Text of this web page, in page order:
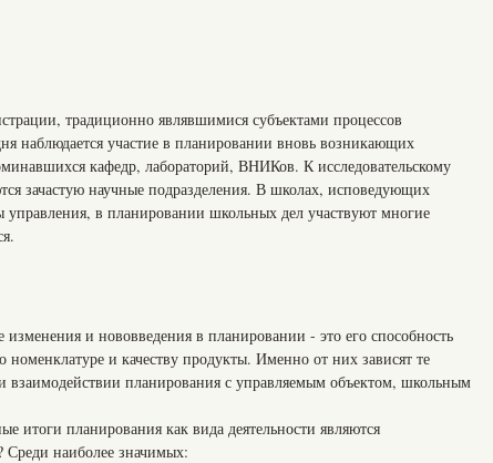
традиционно являвшимися субъектами процессов
наблюдается участие в планировании вновь возникающих
кафедр, лабораторий, ВНИКов. К исследовательскому
зачастую научные подразделения. В школах, исповедующих
в планировании школьных дел участвуют многие
изменения и нововведения в планировании - это его способность
и качеству продукты. Именно от них зависят те
взаимодействии планирования с управляемым объектом, школьным
итоги планирования как вида деятельности являются
наиболее значимых: